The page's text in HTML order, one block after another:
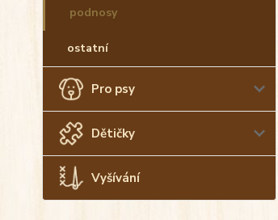
podnosy
ostatní
Pro psy
Dětičky
Vyšívání